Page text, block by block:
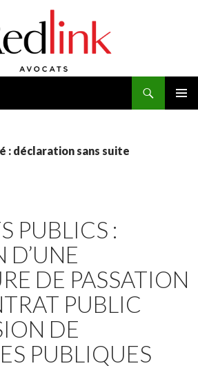
: déclaration sans suite
PUBLICS :
DE PASSATION
PUBLIC
DE
PUBLIQUES